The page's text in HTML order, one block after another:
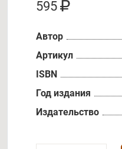
595
Автор
Артикул
ISBN
Год издания
Издательство